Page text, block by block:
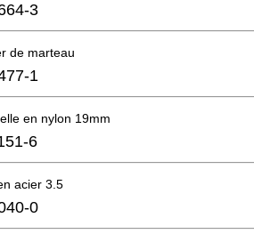
3
de marteau
1
en nylon 19mm
6
acier 3.5
0